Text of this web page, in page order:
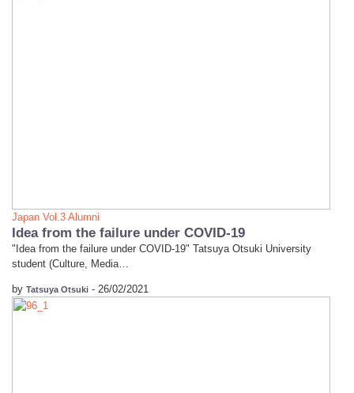
Japan Vol.3 Alumni
Idea from the failure under COVID-19
"Idea from the failure under COVID-19" Tatsuya Otsuki University
student (Culture, Media…
by Tatsuya Otsuki - 26/02/2021